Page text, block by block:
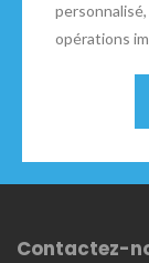
opérations
Contactez-